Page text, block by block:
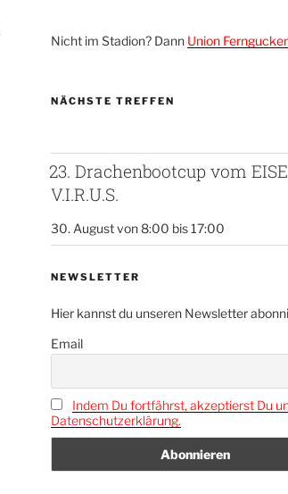
Nicht im Stadion? Dann Union
NÄCHSTE TREFFEN
23. Drachenbootcup vom
V.I.R.U.S.
30. August von 8:00 bis17:00
NEWSLETTER
Hier kannst du unseren Newsletter
Email
Indem Du fortfährst, akzeptierst Du
Datenschutzerklärung.